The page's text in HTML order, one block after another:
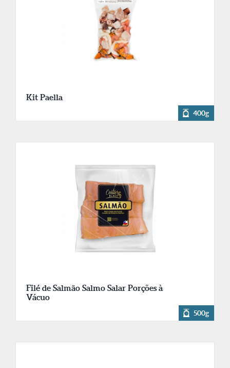
Kit Paella
400g
Filé de Salmão Salmo Salar Porções à
Vácuo
500g